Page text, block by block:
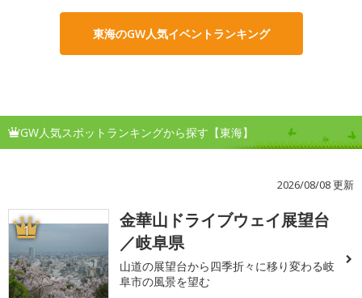
東海のGW人気イベントランキング
GW人気スポットランキングから探す【東海】
2026/08/08 更新
1
金華山ドライブウェイ展望台
／岐阜県
山道の展望台から四季折々に移り変わる岐
阜市の風景を望む